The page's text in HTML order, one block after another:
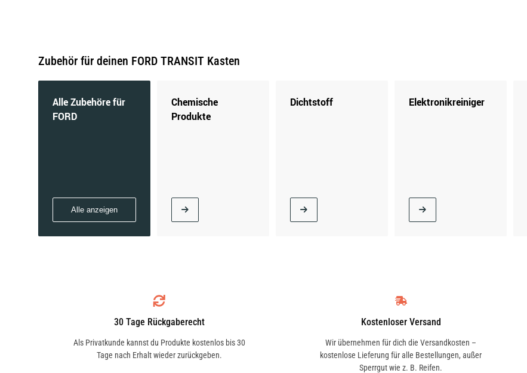
Zubehör für deinen FORD TRANSIT Kasten
Alle Zubehöre für
FORD
Alle anzeigen
Chemische
Produkte
Dichtstoff Elektronikreiniger
30 Tage Rückgaberecht
Als Privatkunde kannst du Produkte kostenlos bis 30
Tage nach Erhalt wieder zurückgeben.
Kostenloser Versand
Wir übernehmen für dich die Versandkosten –
kostenlose Lieferung für alle Bestellungen, außer
Sperrgut wie z. B. Reifen.